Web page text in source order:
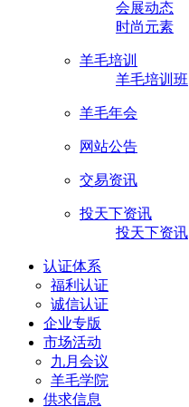
会展动态
时尚元素
羊毛培训
羊毛培训班
羊毛年会
网站公告
交易资讯
投天下资讯
投天下资讯
认证体系
福利认证
诚信认证
企业专版
市场活动
九月会议
羊毛学院
供求信息